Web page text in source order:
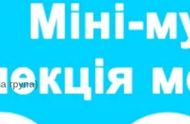
(молодша група)